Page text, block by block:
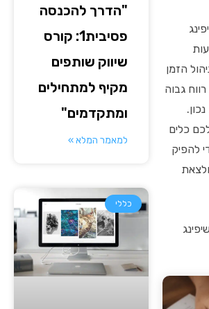
הזמן
גבוה
כלים
ל-2026 כדי להפיק
"הדרך להכנסה
פסיבית1: קורס
שיווק שותפים
מקיף למתחילים
ומתקדמים"
למאמר המלא »
כללי